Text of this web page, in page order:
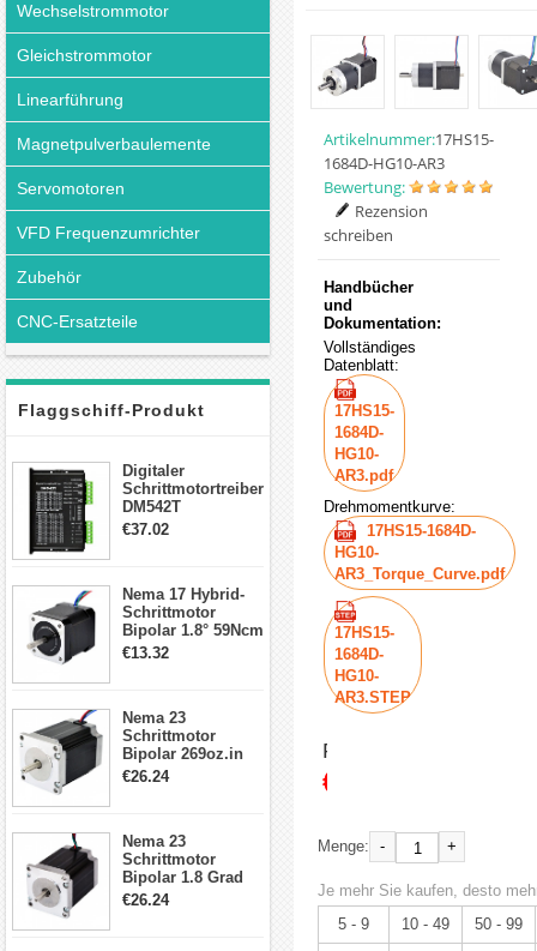
Wechselstrommotor
Gleichstrommotor
Linearführung
Magnetpulverbaulemente
Servomotoren
VFD Frequenzumrichter
Zubehör
CNC-Ersatzteile
Flaggschiff-Produkt
Digitaler
Schrittmotortreiber
DM542T
Schrittmotor
Schrittmotor
€37.02
Nema 17 Hybrid-
Schrittmotor
Bipolar 1.8° 59Ncm
2A 4 Drähte mit 1m
€13.32
Nema 23
Schrittmotor
Bipolar 269oz.in
2,8A 57x57x76mm
€26.24
Nema 23
Schrittmotor
Bipolar 1.8 Grad
1.9Nm 3A 3.36V 4
€26.24
Artikelnummer:17HS15-
1684D-HG10-AR3
Bewertung:
Rezension
schreiben
Handbücher
und
Dokumentation:
Vollständiges
Datenblatt:
17HS15-
1684D-
HG10-
AR3.pdf
Drehmomentkurve:
17HS15-1684D-
HG10-
AR3_Torque_Curve.pdf
17HS15-
1684D-
HG10-
AR3.STEP
Preis:
€54.62
Menge: - +
Je mehr Sie kaufen, desto
5 - 9
10 - 49 50 - 99